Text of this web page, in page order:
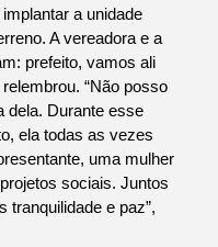
a unidade
A vereadora e a
prefeito, vamos ali
“Não posso
dela. Durante esse
ela todas as vezes
uma mulher
sociais. Juntos
tranquilidade e paz”,